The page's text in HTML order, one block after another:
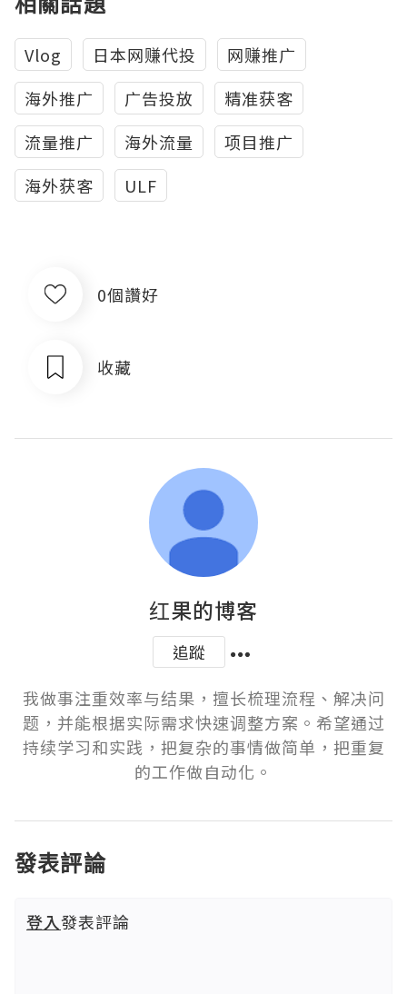
Vlog 日本网赚代投
网赚推广
海外推广
广告投放
精准获客
流量推广
海外流量
项目推广
海外获客
ULF
0個讚好
收藏
红果的博客
追蹤
我做事注重效率与结果，擅长梳理流程、解决问
题，并能根据实际需求快速调整方案。希望通过
持续学习和实践，把复杂的事情做简单，把重复
發表評論
登入發表評論